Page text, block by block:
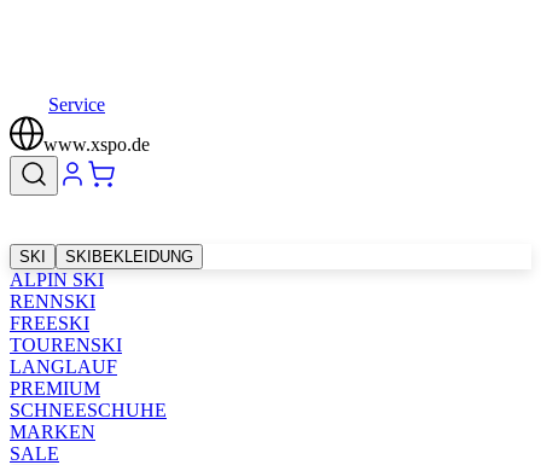
Service
www.xspo.de
SKI SKIBEKLEIDUNG
ALPIN SKI
RENNSKI
FREESKI
TOURENSKI
LANGLAUF
PREMIUM
SCHNEESCHUHE
MARKEN
SALE